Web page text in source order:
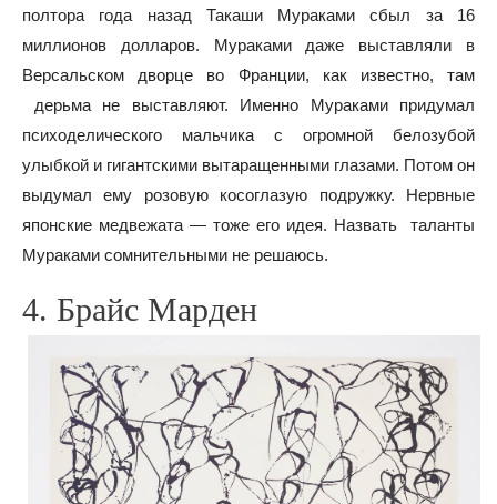
полтора года назад Такаши Мураками сбыл за 16
миллионов долларов. Мураками даже выставляли в
Версальском дворце во Франции, как известно, там
дерьма не выставляют. Именно Мураками придумал
психоделического мальчика с огромной белозубой
улыбкой и гигантскими вытаращенными глазами. Потом он
выдумал ему розовую косоглазую подружку. Нервные
японские медвежата — тоже его идея. Назвать таланты
Мураками сомнительными не решаюсь.
4. Брайс Марден